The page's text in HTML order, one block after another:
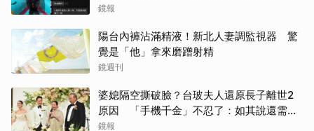
尺度」
鏡報
陽台內褲沾滿精液！新北人妻調監視器 驚
覺是「他」拿來磨蹭射精
鏡週刊
婆媳隔空撕破臉？台玻夫人還原長子離世2
原因 「手機千金」不忍了：如其說還需要
離開嗎？
鏡報